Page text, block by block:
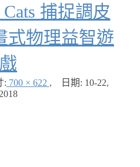
捕捉調皮
式物理益智遊
戲
: 700 × 622 , 日期: 10-22,
2018